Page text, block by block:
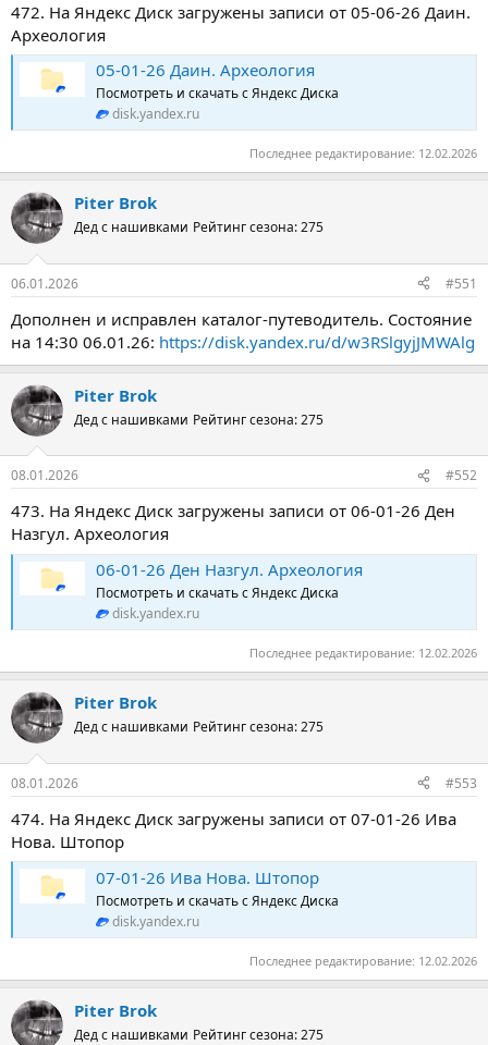
472. На Яндекс Диск загружены записи от 05-06-26 Даин.
Археология
05-01-26 Даин. Археология
Посмотреть и скачать с Яндекс Диска
disk.yandex.ru
Последнее редактирование: 12.02.2026
Piter Brok
Дед с нашивками Рейтинг сезона: 275
06.01.2026 #551
Дополнен и исправлен каталог-путеводитель. Состояние
на 14:30 06.01.26: https://disk.yandex.ru/d/w3RSlgyjJMWAlg
Piter Brok
Дед с нашивками Рейтинг сезона: 275
08.01.2026 #552
473. На Яндекс Диск загружены записи от 06-01-26 Ден
Назгул. Археология
06-01-26 Ден Назгул. Археология
Посмотреть и скачать с Яндекс Диска
disk.yandex.ru
Последнее редактирование: 12.02.2026
Piter Brok
Дед с нашивками Рейтинг сезона: 275
08.01.2026 #553
474. На Яндекс Диск загружены записи от 07-01-26 Ива
Нова. Штопор
07-01-26 Ива Нова. Штопор
Посмотреть и скачать с Яндекс Диска
disk.yandex.ru
Последнее редактирование: 12.02.2026
Piter Brok
Дед с нашивками Рейтинг сезона: 275